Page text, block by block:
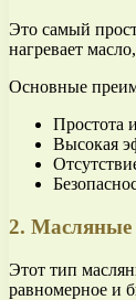
Это самый
нагревает
Основные
Простота
Высокая
2. Масляные
Этот тип
равномерное и